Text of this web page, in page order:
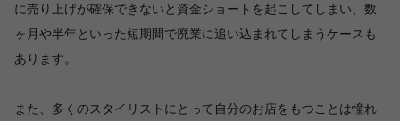
に売り上げが確保できないと資金ショートを起こしてしまい、数
ヶ月や半年といった短期間で廃業に追い込まれてしまうケースも
あります。
また、多くのスタイリストにとって自分のお店をもつことは憧れ